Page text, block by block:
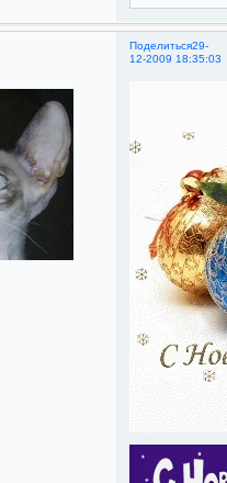
Поделиться29-
12-2009 18:35:03